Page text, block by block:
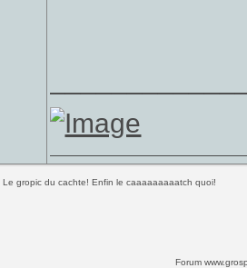
Le gropic du cachte! Enfin le caaaaaaaaatch quoi!
Forum